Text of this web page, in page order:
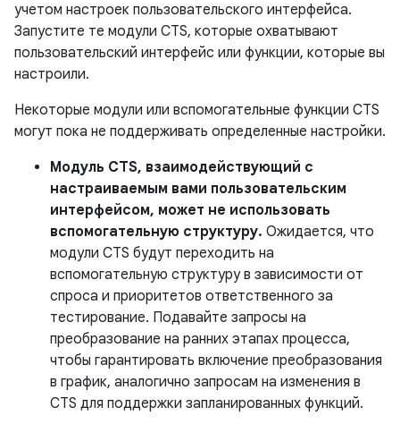
учетом настроек пользовательского интерфейса.
Запустите те модули CTS, которые охватывают
пользовательский интерфейс или функции, которые вы
настроили.
Некоторые модули или вспомогательные функции CTS
могут пока не поддерживать определенные настройки.
Модуль CTS, взаимодействующий с
настраиваемым вами пользовательским
интерфейсом, может не использовать
вспомогательную структуру. Ожидается, что
модули CTS будут переходить на
вспомогательную структуру в зависимости от
спроса и приоритетов ответственного за
тестирование. Подавайте запросы на
преобразование на ранних этапах процесса,
чтобы гарантировать включение преобразования
в график, аналогично запросам на изменения в
CTS для поддержки запланированных функций.